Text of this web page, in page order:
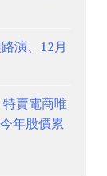
演、12月
賣電商唯
年股價累